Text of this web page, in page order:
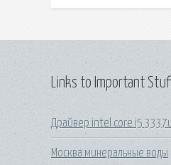
Links to Important
Драйвер intel core i5
Москва минеральные воды